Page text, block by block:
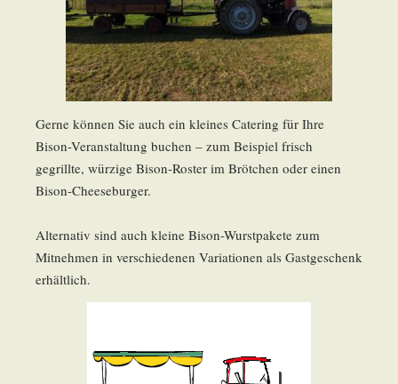
Gerne können Sie auch ein kleines Catering für Ihre
Bison-Veranstaltung buchen – zum Beispiel frisch
gegrillte, würzige Bison-Roster im Brötchen oder einen
Bison-Cheeseburger.
Alternativ sind auch kleine Bison-Wurstpakete zum
Mitnehmen in verschiedenen Variationen als Gastgeschenk
erhältlich.